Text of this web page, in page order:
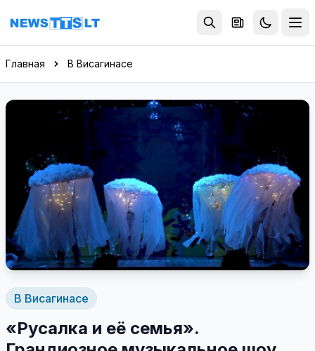
Перейти к содержимому
Главная В Висагинасе
В Висагинасе
«Русалка и её семья».